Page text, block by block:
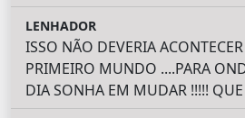
LENHADOR
ISSO NÃO DEVERIA
PRIMEIRO MUNDO ....PARA
DIA SONHA EM MUDAR !!!!! QUE